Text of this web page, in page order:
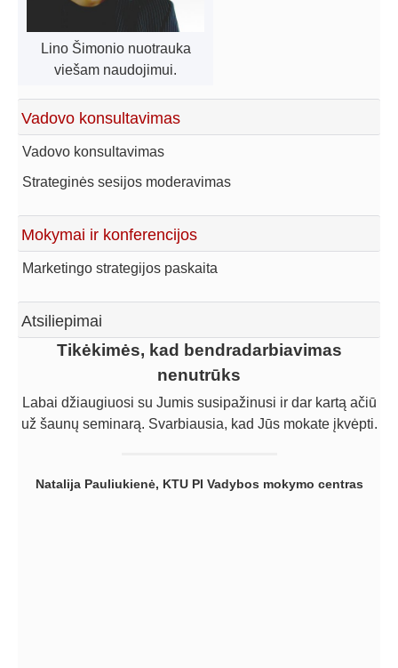
Lino Šimonio nuotrauka
viešam naudojimui.
Vadovo konsultavimas
Vadovo konsultavimas
Strateginės sesijos moderavimas
Mokymai ir konferencijos
Marketingo strategijos paskaita
Atsiliepimai
Tikėkimės, kad bendradarbiavimas
nenutrūks
Labai džiaugiuosi su Jumis susipažinusi ir dar kartą ačiū
už šaunų seminarą. Svarbiausia, kad Jūs mokate įkvėpti.
Natalija Pauliukienė, KTU PI Vadybos mokymo centras
Gaila, kad per vėlai pradėjome dirbti su Linu
Šimoniu
Gaila, kad per vėlai pradėjome dirbti su Linu Šimoniu. Kol
dirbome patys, uždirbome žymiai mažiau, negu būtume
tinkamą veiksmų planą bei pateiktą aiškią veiklos